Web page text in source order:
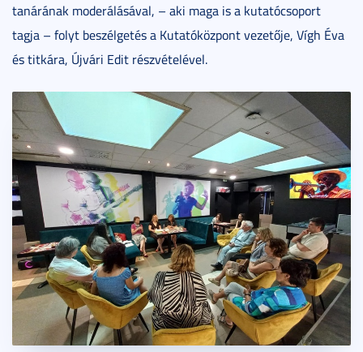
tanárának moderálásával, – aki maga is a kutatócsoport
tagja – folyt beszélgetés a Kutatóközpont vezetője, Vígh Éva
és titkára, Újvári Edit részvételével.